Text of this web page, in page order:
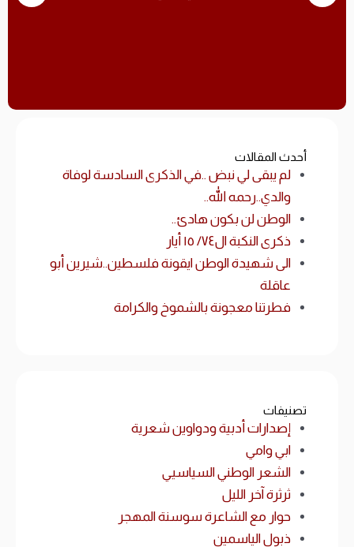
أحدث المقالات
لم يبقى لي نبض ..في الذكرى السادسة لوفاة
والدي..رحمه الله..
الوطن لن بكون هادئ..
ذكرى النكبة ال٧٤/ ١٥ أيار
الى شهيدة الوطن ايقونة فلسطين..شيرين أبو
عاقلة
فطرتنا معجونة بالشموخ والكرامة
تصنيفات
إصدارات أدبية ودواوين شعرية
ابي وامي
الشعر الوطني السياسيي
ثرثرة آخر الليل
حوار مع الشاعرة سوسنة المهجر
ذبول الياسمين